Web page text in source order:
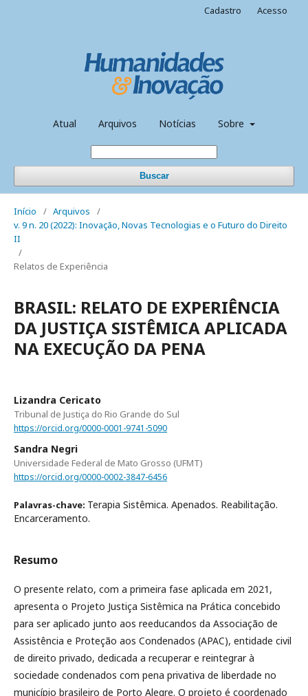
Atual Arquivos Notícias Sobre
Buscar
Cadastro Acesso
Início / Arquivos
/
v. 9 n. 20 (2022): Inovação, Novas Tecnologias e o Futuro do Direito
II
/
Relatos de Experiência
BRASIL: RELATO DE EXPERIÊNCIA
DA JUSTIÇA SISTÊMICA APLICADA
NA EXECUÇÃO DA PENA
Lizandra Cericato
Tribunal de Justiça do Rio Grande do Sul
https://orcid.org/0000-0001-9741-5090
Sandra Negri
Universidade Federal de Mato Grosso (UFMT)
https://orcid.org/0000-0002-3847-6456
Palavras-chave: Terapia Sistêmica. Apenados. Reabilitação.
Encarceramento.
Resumo
O presente relato, com a primeira fase aplicada em 2021,
apresenta o Projeto Justiça Sistêmica na Prática concebido
para ser aplicado junto aos reeducandos da Associação de
Assistência e Proteção aos Condenados (APAC), entidade civil
de direito privado, dedicada a recuperar e reintegrar à
sociedade condenados com pena privativa de liberdade no
município brasileiro de Porto Alegre. O projeto é coordenado